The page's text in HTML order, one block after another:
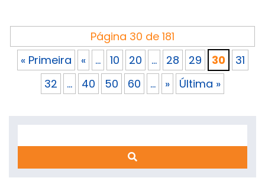
Página 30 de 181
« Primeira
« ... 10 20 ... 28 29 30
31
32
... 40 50 60 ... » Última »